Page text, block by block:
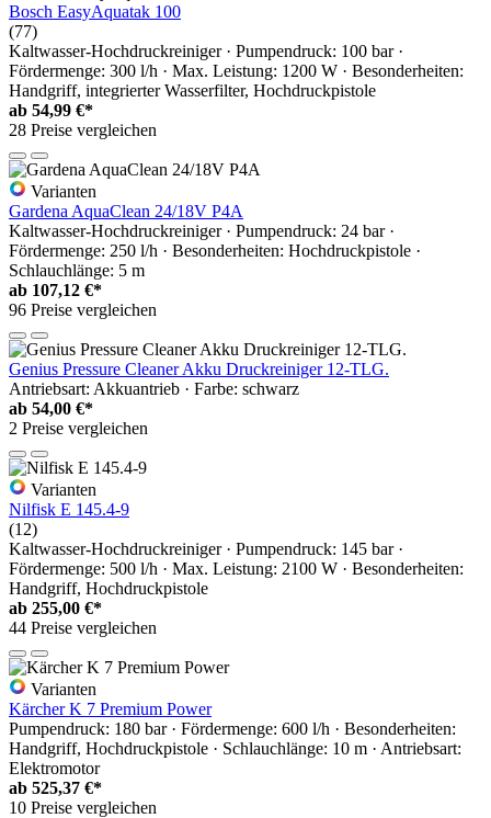
Bosch EasyAquatak 100
(77)
Kaltwasser-Hochdruckreiniger · Pumpendruck: 100 bar ·
Fördermenge: 300 l/h · Max. Leistung: 1200 W · Besonderheiten:
Handgriff, integrierter Wasserfilter, Hochdruckpistole
ab 54,99 €*
28 Preise vergleichen
Varianten
Gardena AquaClean 24/18V P4A
Kaltwasser-Hochdruckreiniger · Pumpendruck: 24 bar ·
Fördermenge: 250 l/h · Besonderheiten: Hochdruckpistole ·
Schlauchlänge: 5 m
ab 107,12 €*
96 Preise vergleichen
Genius Pressure Cleaner Akku Druckreiniger 12-TLG.
Antriebsart: Akkuantrieb · Farbe: schwarz
ab 54,00 €*
2 Preise vergleichen
Varianten
Nilfisk E 145.4-9
(12)
Kaltwasser-Hochdruckreiniger · Pumpendruck: 145 bar ·
Fördermenge: 500 l/h · Max. Leistung: 2100 W · Besonderheiten:
Handgriff, Hochdruckpistole
ab 255,00 €*
44 Preise vergleichen
Varianten
Kärcher K 7 Premium Power
Pumpendruck: 180 bar · Fördermenge: 600 l/h · Besonderheiten:
Handgriff, Hochdruckpistole · Schlauchlänge: 10 m · Antriebsart:
Elektromotor
ab 525,37 €*
10 Preise vergleichen